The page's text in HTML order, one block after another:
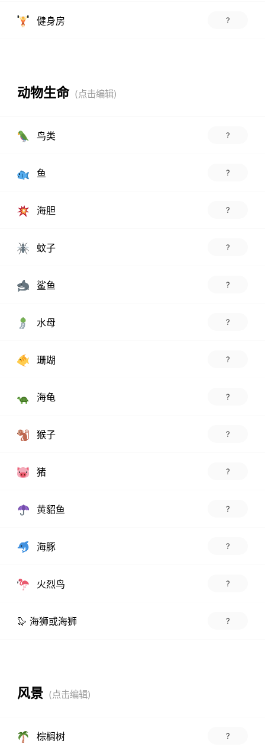
健身房 ?
动物生命
鸟类 ?
鱼 ?
海胆 ?
蚊子 ?
鲨鱼 ?
水母 ?
珊瑚 ?
海龟 ?
猴子 ?
猪 ?
黄貂鱼 ?
海豚 ?
火烈鸟 ?
🦭 海狮或海狮 ?
风景
棕榈树 ?